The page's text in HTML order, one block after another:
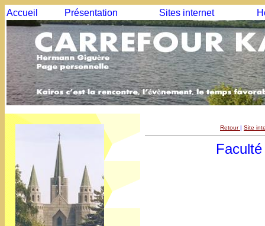
Accueil Présentation Sites internet
Retour| Site